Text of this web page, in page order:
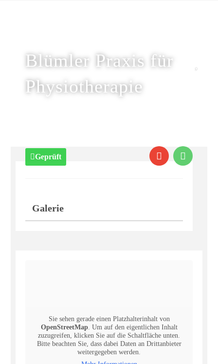
Blümler Praxis für
Physiotherapie
Geprüft
Galerie
Sie sehen gerade einen Platzhalterinhalt von
OpenStreetMap. Um auf den eigentlichen Inhalt
zuzugreifen, klicken Sie auf die Schaltfläche unten.
Bitte beachten Sie, dass dabei Daten an Drittanbieter
weitergegeben werden.